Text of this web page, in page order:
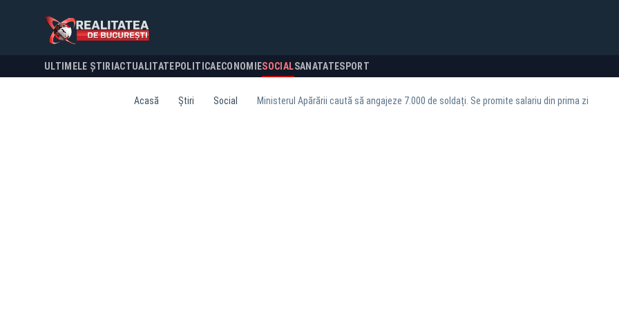
ULTIMELE ȘTIRI ACTUALITATE POLITICA ECONOMIESOCIALSANATATESPORT
Acasă Știri Social Ministerul Apărării caută să angajeze 7.000 de soldați. Se promite salariu din prima zi